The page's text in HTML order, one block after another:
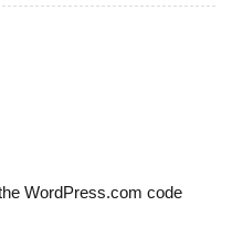
WordPress.com code